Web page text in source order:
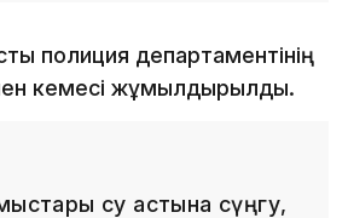
полиция департаментінің
кемесі жұмылдырылды.
су астына сүңгу,